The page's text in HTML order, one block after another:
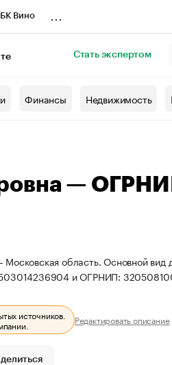
Вино
Стать экспертом
Финансы Недвижимость
—
область. Основной вид
503014236904 и ОГРНИП:
источников.
Редактировать описание